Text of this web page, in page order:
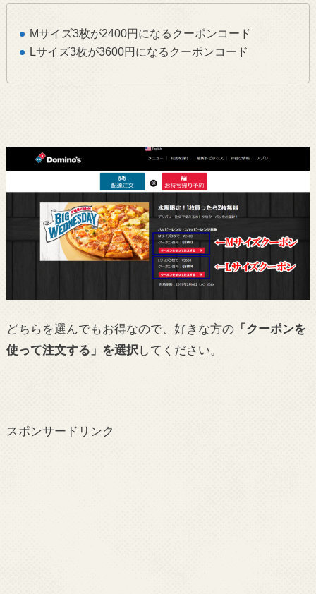
Mサイズ3枚が2400円になるクーポンコード
Lサイズ3枚が3600円になるクーポンコード
どちらを選んでもお得なので、好きな方の「クーポンを
使って注文する」を選択 してください。
スポンサードリンク